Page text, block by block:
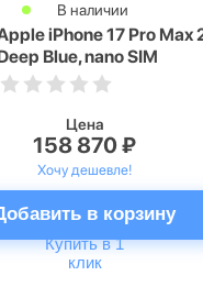
iPhone 17 Pro Max
Blue, nano SIM
В наличии
Цена
158 870 ₽
Хочу дешевле!
в корзину
Купить в 1
клик